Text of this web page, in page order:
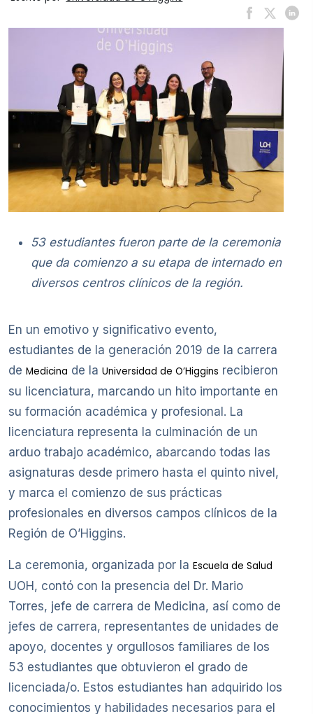
53 estudiantes fueron parte de la ceremonia
que da comienzo a su etapa de internado en
diversos centros clínicos de la región.
En un emotivo y significativo evento,
estudiantes de la generación 2019 de la carrera
de Medicina de la Universidad de O’Higgins recibieron
su licenciatura, marcando un hito importante en
su formación académica y profesional. La
licenciatura representa la culminación de un
arduo trabajo académico, abarcando todas las
asignaturas desde primero hasta el quinto nivel,
y marca el comienzo de sus prácticas
profesionales en diversos campos clínicos de la
Región de O’Higgins.
La ceremonia, organizada por la Escuela de Salud
UOH, contó con la presencia del Dr. Mario
Torres, jefe de carrera de Medicina, así como de
jefes de carrera, representantes de unidades de
apoyo, docentes y orgullosos familiares de los
53 estudiantes que obtuvieron el grado de
licenciada/o. Estos estudiantes han adquirido los
conocimientos y habilidades necesarios para el